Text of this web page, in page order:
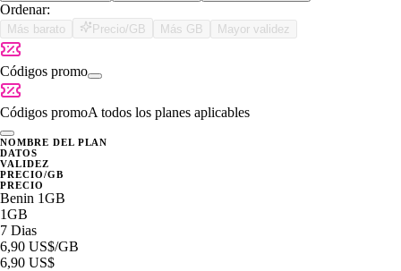
Ordenar:
Más barato Precio/GB Más GB Mayor validez
Códigos promo
Códigos promoA todos los planes aplicables
NOMBRE DEL PLAN
DATOS
VALIDEZ
PRECIO/GB
PRECIO
Benin 1GB
1GB
7 Dias
6,90 US$/GB
6,90 US$